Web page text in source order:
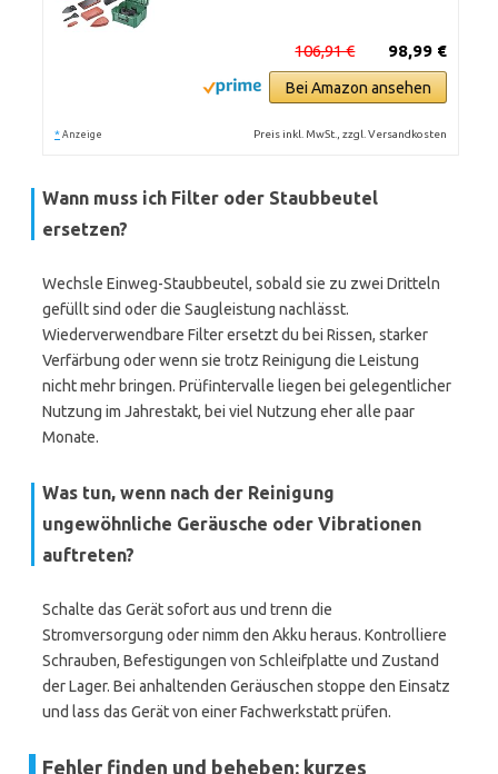
98,99 €
106,91 €
Bei Amazon ansehen
* Anzeige Preis inkl. MwSt., zzgl. Versandkosten
Wann muss ich Filter oder Staubbeutel
ersetzen?
Wechsle Einweg-Staubbeutel, sobald sie zu zwei Dritteln
gefüllt sind oder die Saugleistung nachlässt.
Wiederverwendbare Filter ersetzt du bei Rissen, starker
Verfärbung oder wenn sie trotz Reinigung die Leistung
nicht mehr bringen. Prüfintervalle liegen bei gelegentlicher
Nutzung im Jahrestakt, bei viel Nutzung eher alle paar
Monate.
Was tun, wenn nach der Reinigung
ungewöhnliche Geräusche oder Vibrationen
auftreten?
Schalte das Gerät sofort aus und trenn die
Stromversorgung oder nimm den Akku heraus. Kontrolliere
Schrauben, Befestigungen von Schleifplatte und Zustand
der Lager. Bei anhaltenden Geräuschen stoppe den Einsatz
und lass das Gerät von einer Fachwerkstatt prüfen.
Fehler finden und beheben: kurzes